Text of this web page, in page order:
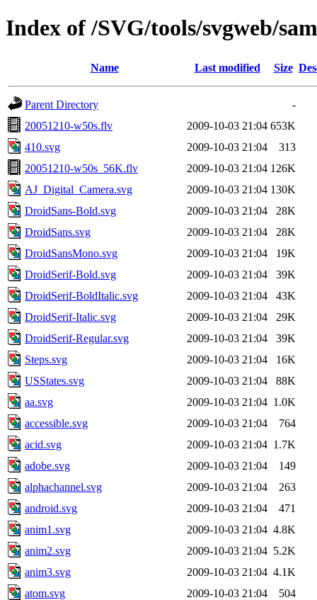
Index of /SVG/tools/svgweb/
Name Last modified Size
Parent Directory
-
20051210-w50s.flv
2009-10-03 21:04 653K
410.svg
2009-10-03 21:04
313
20051210-w50s_56K.flv
2009-10-03 21:04 126K
AJ_Digital_Camera.svg
2009-10-03 21:04 130K
DroidSans-Bold.svg
2009-10-03 21:04
28K
DroidSans.svg
2009-10-03 21:04
28K
DroidSansMono.svg
2009-10-03 21:04
19K
DroidSerif-Bold.svg
2009-10-03 21:04
39K
DroidSerif-BoldItalic.svg
2009-10-03 21:04
43K
DroidSerif-Italic.svg
2009-10-03 21:04
29K
DroidSerif-Regular.svg
2009-10-03 21:04
39K
Steps.svg
2009-10-03 21:04
16K
USStates.svg
2009-10-03 21:04
88K
aa.svg
2009-10-03 21:04 1.0K
accessible.svg
2009-10-03 21:04
764
acid.svg
2009-10-03 21:04 1.7K
adobe.svg
2009-10-03 21:04
149
alphachannel.svg
2009-10-03 21:04
263
android.svg
2009-10-03 21:04
471
anim1.svg
2009-10-03 21:04 4.8K
anim2.svg
2009-10-03 21:04 5.2K
anim3.svg
2009-10-03 21:04 4.1K
atom.svg
2009-10-03 21:04
504